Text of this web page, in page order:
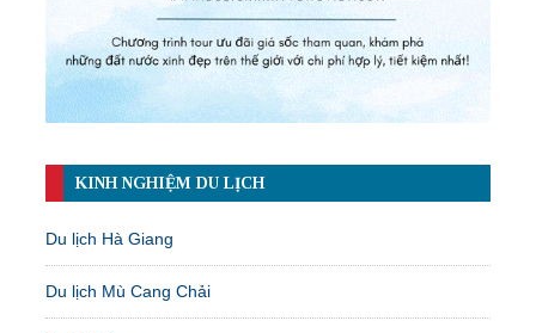
KINH NGHIỆM DU LỊCH
Du lịch Hà Giang
Du lịch Mù Cang Chải